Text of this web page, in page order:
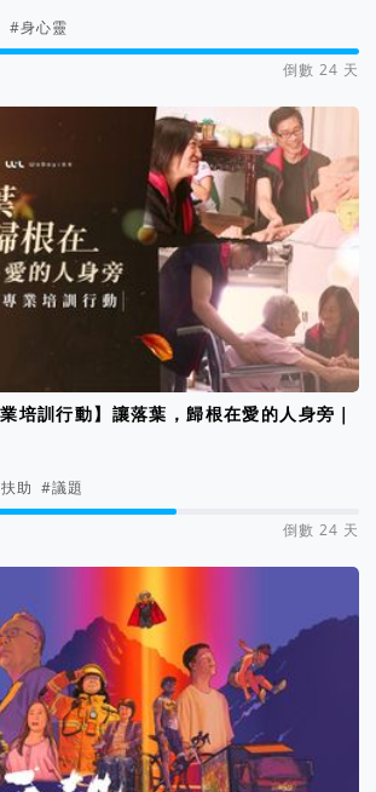
#身心靈
倒數 24 天
培訓行動】讓落葉，歸根在愛的人身旁｜
助 #議題
倒數 24 天